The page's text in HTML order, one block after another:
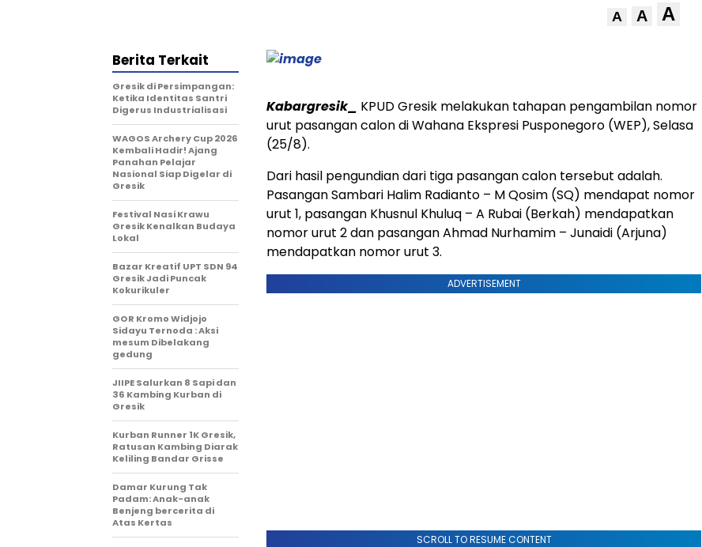
A A A
Kabargresik_ KPUD Gresik melakukan tahapan pengambilan nomor
urut pasangan calon di Wahana Ekspresi Pusponegoro (WEP), Selasa
(25/8).
Dari hasil pengundian dari tiga pasangan calon tersebut adalah.
Pasangan Sambari Halim Radianto – M Qosim (SQ) mendapat nomor
urut 1, pasangan Khusnul Khuluq – A Rubai (Berkah) mendapatkan
nomor urut 2 dan pasangan Ahmad Nurhamim – Junaidi (Arjuna)
mendapatkan nomor urut 3.
ADVERTISEMENT
SCROLL TO RESUME CONTENT
Berita Terkait
Gresik di Persimpangan:
Ketika Identitas Santri
Digerus Industrialisasi
WAGOS Archery Cup 2026
Kembali Hadir! Ajang
Panahan Pelajar
Nasional Siap Digelar di
Gresik
Festival Nasi Krawu
Gresik Kenalkan Budaya
Lokal
Bazar Kreatif UPT SDN 94
Gresik Jadi Puncak
Kokurikuler
GOR Kromo Widjojo
Sidayu Ternoda : Aksi
mesum Dibelakang
gedung
JIIPE Salurkan 8 Sapi dan
36 Kambing Kurban di
Gresik
Kurban Runner 1K Gresik,
Ratusan Kambing Diarak
Keliling Bandar Grisse
Damar Kurung Tak
Padam: Anak-anak
Benjeng bercerita di
Atas Kertas